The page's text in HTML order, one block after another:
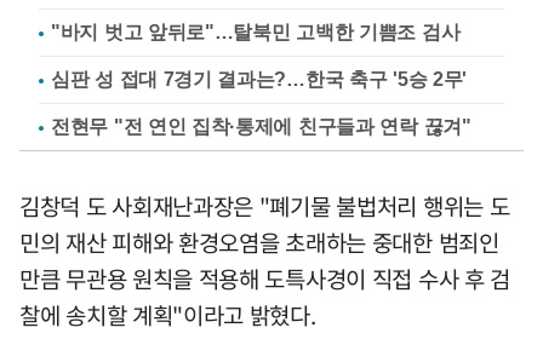
"바지 벗고 앞뒤로"…탈북민 고백한 기쁨조 검사
심판 성 접대 7경기 결과는?…한국 축구 '5승 2무'
전현무 "전 연인 집착·통제에 친구들과 연락 끊겨"
김창덕 도 사회재난과장은 "폐기물 불법처리 행위는 도
민의 재산 피해와 환경오염을 초래하는 중대한 범죄인
만큼 무관용 원칙을 적용해 도특사경이 직접 수사 후 검
찰에 송치할 계획"이라고 밝혔다.